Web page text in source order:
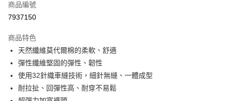
信用卡分期付款
合作金庫商業銀行
華南商業銀行
上海商業儲蓄銀行
國泰世華商業銀行
兆豐國際商業銀行
臺灣中小企業銀行
匯豐（台灣）商業銀行
6 期 0 利率 每期
華南商業銀行
上海商業儲蓄銀行
台北富邦商業銀行
國泰世華商業銀行
臺灣中小企業銀行
超商取貨付款
LINE Pay
Apple Pay
商品編號
7937150
商品特色
天然纖維莫代爾棉的柔軟、舒適
彈性纖維堅固的彈性、韌性
使用32針織車縫技術，細針無縫、一體成型
耐拉扯、回彈性高、耐穿不易鬆